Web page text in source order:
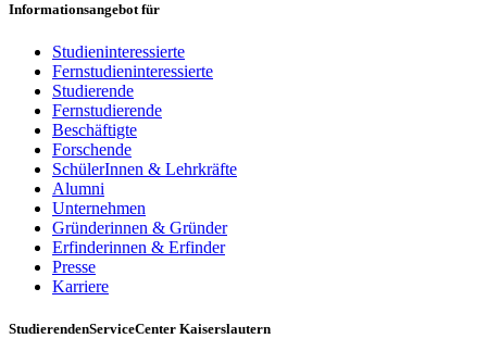
Informationsangebot für
Studieninteressierte
Fernstudieninteressierte
Studierende
Fernstudierende
Beschäftigte
Forschende
SchülerInnen & Lehrkräfte
Alumni
Unternehmen
Gründerinnen & Gründer
Erfinderinnen & Erfinder
Presse
Karriere
StudierendenServiceCenter Kaiserslautern